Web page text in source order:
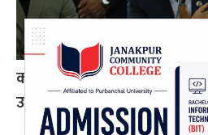
करदाता प्रोत्साहन कार्यक्रम सफल
उदाहरण बन्न सक्छ: अर्थमन्त्री डा.